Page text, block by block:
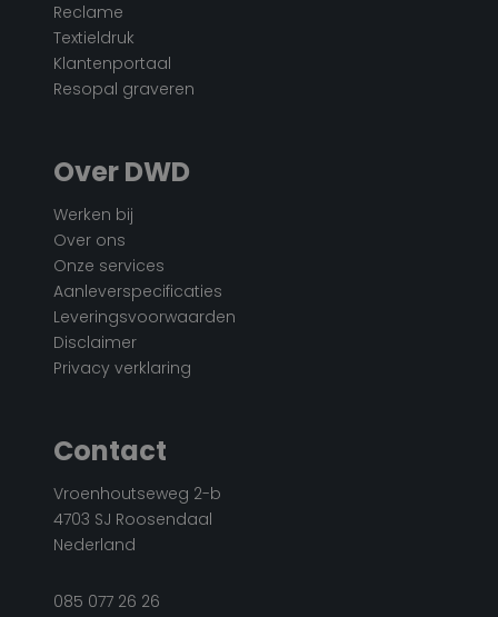
Reclame
Textieldruk
Klantenportaal
Resopal graveren
Over DWD
Werken bij
Over ons
Onze services
Aanleverspecificaties
Leveringsvoorwaarden
Disclaimer
Privacy verklaring
Contact
Vroenhoutseweg 2-b
4703 SJ Roosendaal
Nederland
085 077 26 26